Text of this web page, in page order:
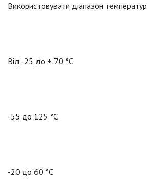
Використовувати діапазон температур
Від -25 до + 70 °C
-55 до 125 °C
-20 до 60 °C